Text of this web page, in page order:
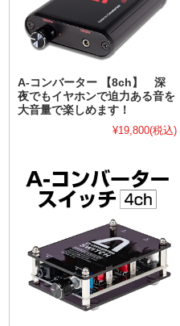
A-コンバーター 【8ch】 深
夜でもイヤホンで迫力ある音を
大音量で楽しめます！
¥19,800(税込)